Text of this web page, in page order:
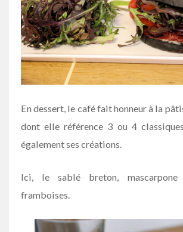
En dessert, le café fait honneur à la
dont elle référence 3 ou 4
également ses créations.
Ici, le sablé breton,
framboises.